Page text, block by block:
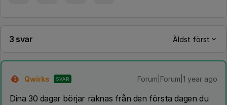
3 svar Äldst först
Q Qwirks SVAR Forum|Forum|1 year ago
Dina 30 dagar börjar räknas från den första dagen du